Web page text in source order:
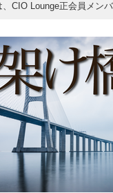
CIO Lounge正会員メン